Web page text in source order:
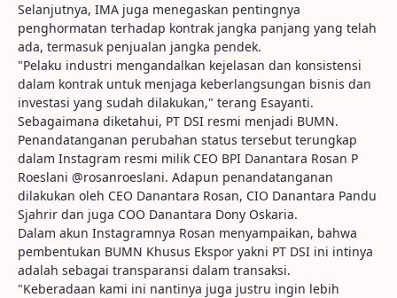
Selanjutnya, IMA juga menegaskan pentingnya
penghormatan terhadap kontrak jangka panjang yang telah
ada, termasuk penjualan jangka pendek.
"Pelaku industri mengandalkan kejelasan dan konsistensi
dalam kontrak untuk menjaga keberlangsungan bisnis dan
investasi yang sudah dilakukan," terang Esayanti.
Sebagaimana diketahui, PT DSI resmi menjadi BUMN.
Penandatanganan perubahan status tersebut terungkap
dalam Instagram resmi milik CEO BPI Danantara Rosan P
Roeslani @rosanroeslani. Adapun penandatanganan
dilakukan oleh CEO Danantara Rosan, CIO Danantara Pandu
Sjahrir dan juga COO Danantara Dony Oskaria.
Dalam akun Instagramnya Rosan menyampaikan, bahwa
pembentukan BUMN Khusus Ekspor yakni PT DSI ini intinya
adalah sebagai transparansi dalam transaksi.
"Keberadaan kami ini nantinya juga justru ingin lebih